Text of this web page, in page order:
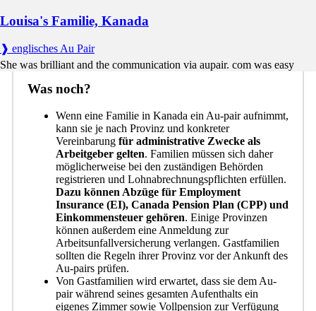
Louisa's Familie, Kanada
❱ englisches Au Pair
She was brilliant and the communication via aupair. com was easy
Unterhaltung außerhalb des Familienalltags
Sprachkurse: Kursgebühren und Lernmaterialien
Was noch?
Wenn eine Familie in Kanada ein Au-pair aufnimmt,
kann sie je nach Provinz und konkreter
Vereinbarung für administrative Zwecke als
Arbeitgeber gelten. Familien müssen sich daher
möglicherweise bei den zuständigen Behörden
registrieren und Lohnabrechnungspflichten erfüllen.
Dazu können Abzüge für Employment
Insurance (EI), Canada Pension Plan (CPP) und
Einkommensteuer gehören. Einige Provinzen
können außerdem eine Anmeldung zur
Arbeitsunfallversicherung verlangen. Gastfamilien
sollten die Regeln ihrer Provinz vor der Ankunft des
Au-pairs prüfen.
Von Gastfamilien wird erwartet, dass sie dem Au-
pair während seines gesamten Aufenthalts ein
eigenes Zimmer sowie Vollpension zur Verfügung